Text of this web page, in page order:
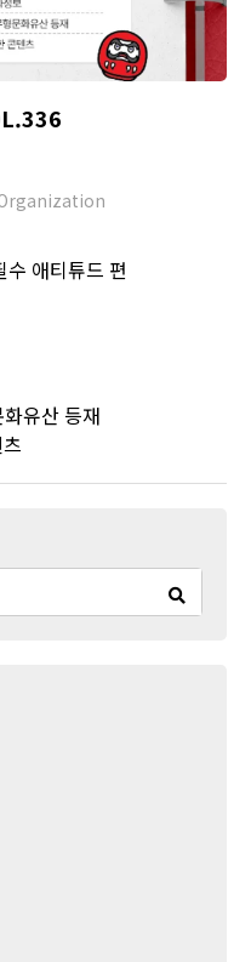
애티튜드 편
유산 등재